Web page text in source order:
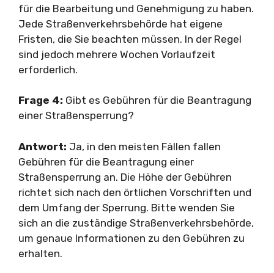
für die Bearbeitung und Genehmigung zu haben.
Jede Straßenverkehrsbehörde hat eigene
Fristen, die Sie beachten müssen. In der Regel
sind jedoch mehrere Wochen Vorlaufzeit
erforderlich.
Frage 4: Gibt es Gebühren für die Beantragung
einer Straßensperrung?
Antwort: Ja, in den meisten Fällen fallen
Gebühren für die Beantragung einer
Straßensperrung an. Die Höhe der Gebühren
richtet sich nach den örtlichen Vorschriften und
dem Umfang der Sperrung. Bitte wenden Sie
sich an die zuständige Straßenverkehrsbehörde,
um genaue Informationen zu den Gebühren zu
erhalten.